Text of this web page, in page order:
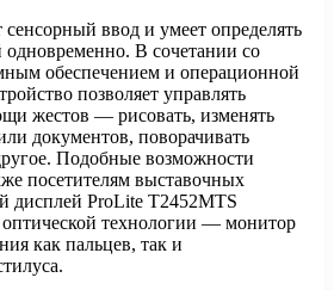
ввод и умеет определять
одновременно. В сочетании со
обеспечением и операционной
позволяет управлять
жестов — рисовать, изменять
документов, поворачивать
Подобные возможности
посетителям выставочных
дисплей ProLite T2452MTS
технологии — монитор
как пальцев, так и